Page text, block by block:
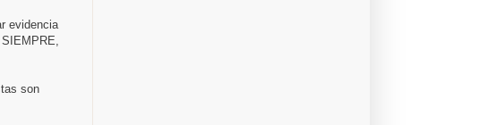
evidencia
son